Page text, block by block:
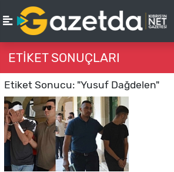
ETIKET SONUÇLARI
Etiket Sonucu: "Yusuf Dağdelen"